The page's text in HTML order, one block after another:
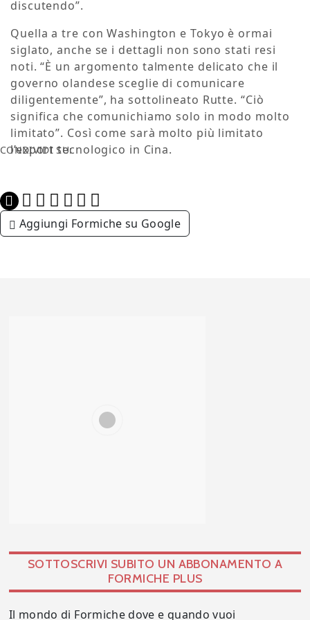
discutendo”.
Quella a tre con Washington e Tokyo è ormai
siglato, anche se i dettagli non sono stati resi
noti. “È un argomento talmente delicato che il
governo olandese sceglie di comunicare
diligentemente”, ha sottolineato Rutte. “Ciò
significa che comunichiamo solo in modo molto
limitato”. Così come sarà molto più limitato
l’export tecnologico in Cina.
CONDIVIDI SU:
Aggiungi Formiche su Google
SOTTOSCRIVI SUBITO UN ABBONAMENTO A
FORMICHE PLUS
Il mondo di Formiche dove e quando vuoi